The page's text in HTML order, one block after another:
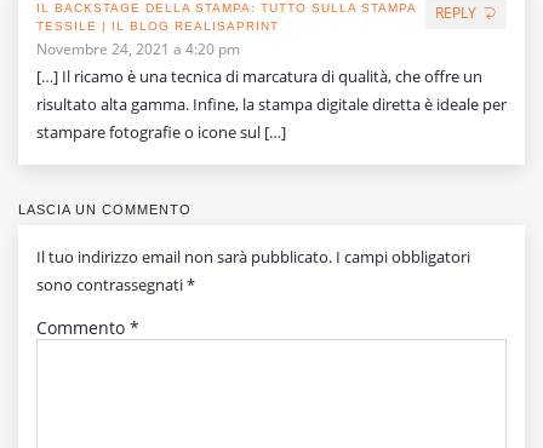
REPLY
IL BACKSTAGE DELLA STAMPA: TUTTO SULLA STAMPA
TESSILE | IL BLOG REALISAPRINT
Novembre 24, 2021 a 4:20 pm
[…] Il ricamo è una tecnica di marcatura di qualità, che offre un
risultato alta gamma. Infine, la stampa digitale diretta è ideale per
stampare fotografie o icone sul […]
LASCIA UN COMMENTO
Il tuo indirizzo email non sarà pubblicato. I campi obbligatori
sono contrassegnati*
Commento *